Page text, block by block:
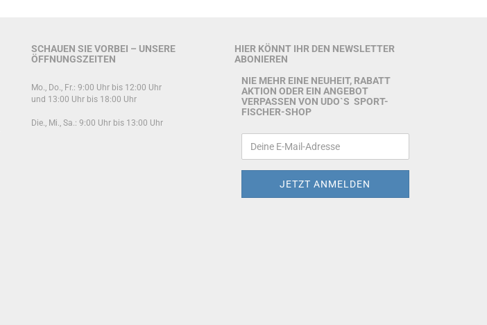
SCHAUEN SIE VORBEI – UNSERE
ÖFFNUNGSZEITEN
Mo., Do., Fr.: 9:00 Uhr bis 12:00 Uhr
und 13:00 Uhr bis 18:00 Uhr
Die., Mi., Sa.: 9:00 Uhr bis 13:00 Uhr
HIER KÖNNT IHR DEN NEWSLETTER
ABONIEREN
NIE MEHR EINE NEUHEIT, RABATT
AKTION ODER EIN ANGEBOT
VERPASSEN VON UDO`S SPORT-
FISCHER-SHOP